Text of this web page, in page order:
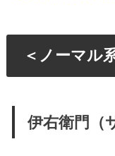
＜ノーマル
伊右衛門（